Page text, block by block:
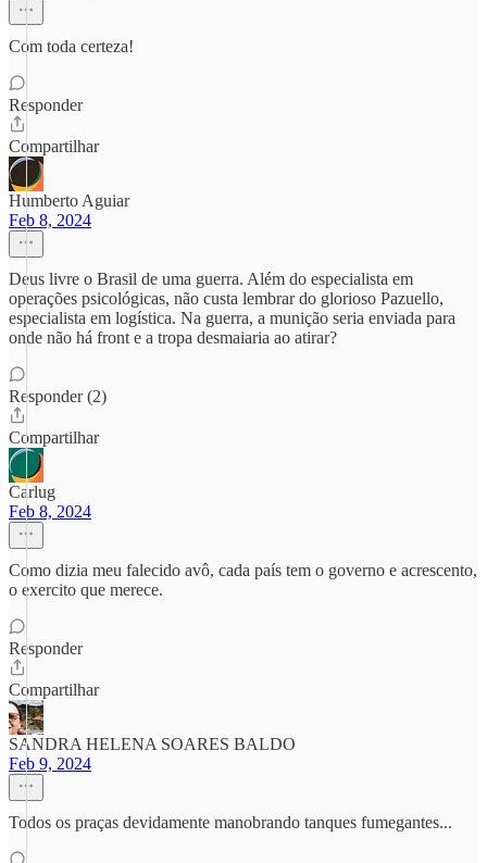
Com toda certeza!
Responder
Compartilhar
Humberto Aguiar
Feb 8, 2024
Deus livre o Brasil de uma guerra. Além do especialista em
operações psicológicas, não custa lembrar do glorioso Pazuello,
especialista em logística. Na guerra, a munição seria enviada para
onde não há front e a tropa desmaiaria ao atirar?
Responder (2)
Compartilhar
Carlug
Feb 8, 2024
Como dizia meu falecido avô, cada país tem o governo e acrescento,
o exercito que merece.
Responder
Compartilhar
SANDRA HELENA SOARES BALDO
Feb 9, 2024
Todos os praças devidamente manobrando tanques fumegantes...